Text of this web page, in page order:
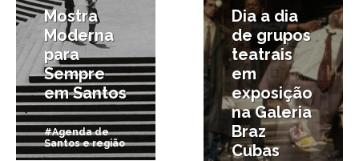
Mostra
Moderna
para
Sempre
em Santos
#Agenda de
Santos e região
Dia a dia
de grupos
teatrais
em
exposição
na Galeria
Braz
Cubas